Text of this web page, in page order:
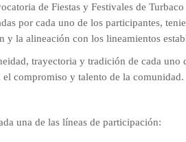
de Fiestas y Festivales de
por cada uno de los participantes,
y la alineación con los lineamientos
trayectoria y tradición de cada uno
el compromiso y talento de la comunidad.
una de las líneas de participación: